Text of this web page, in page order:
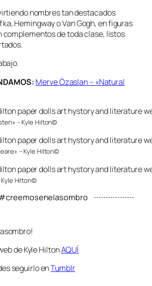
nombres tan destacados
Hemingway o Van Gogh, en figuras
complementos de toda clase, listos
Merve Özaslan – «Natural
– Kyle Hilton©
– Kyle Hilton©
Kyle Hilton©
de Kyle HiltonAQUÍ
seguirlo enTumblr